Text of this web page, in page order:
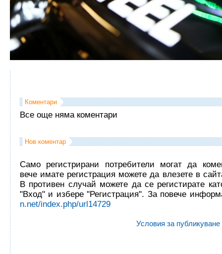
Коментари
Все още няма коментари
Нов коментар
Само регистрирани потребители могат да
вече имате регистрация можете да влезете в
В противен случай можете да се регистирате
"Вход" и избере "Регистрация". За повече
n.net/index.php/url14729
Условия за